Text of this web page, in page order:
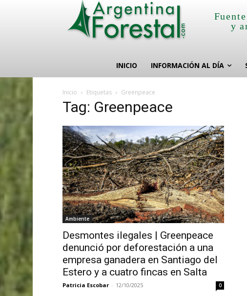
y
INICIO INFORMACIÓN AL DÍA
Inicio Etiquetas Greenpeace
Tag: Greenpeace
Ambiente
Desmontes ilegales | Greenpeace
denunció por deforestación a una
empresa ganadera en Santiago del
Estero y a cuatro fincas en Salta
Patricia Escobar - 12/10/2025 0